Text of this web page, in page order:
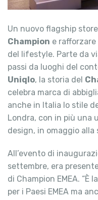
Un nuovo flagship
Champion e
del lifestyle. Parte da
passi da luoghi del
Uniqlo, la storia del
celebra marca di
anche in Italia lo stile
Londra, con in più una
design, in omaggio alla
All’evento di
settembre, era
di Champion EMEA.
per i Paesi EMEA ma